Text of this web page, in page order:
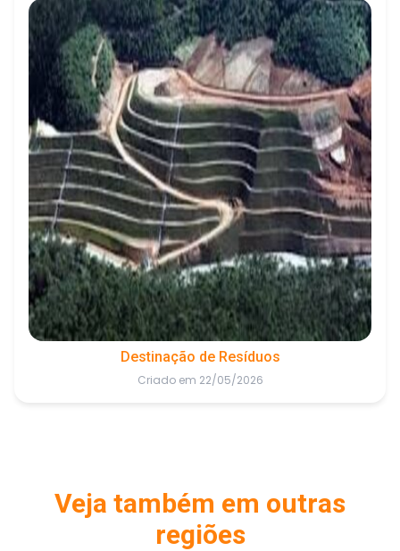
Destinação de Resíduos
Criado em 22/05/2026
Veja também em outras
regiões